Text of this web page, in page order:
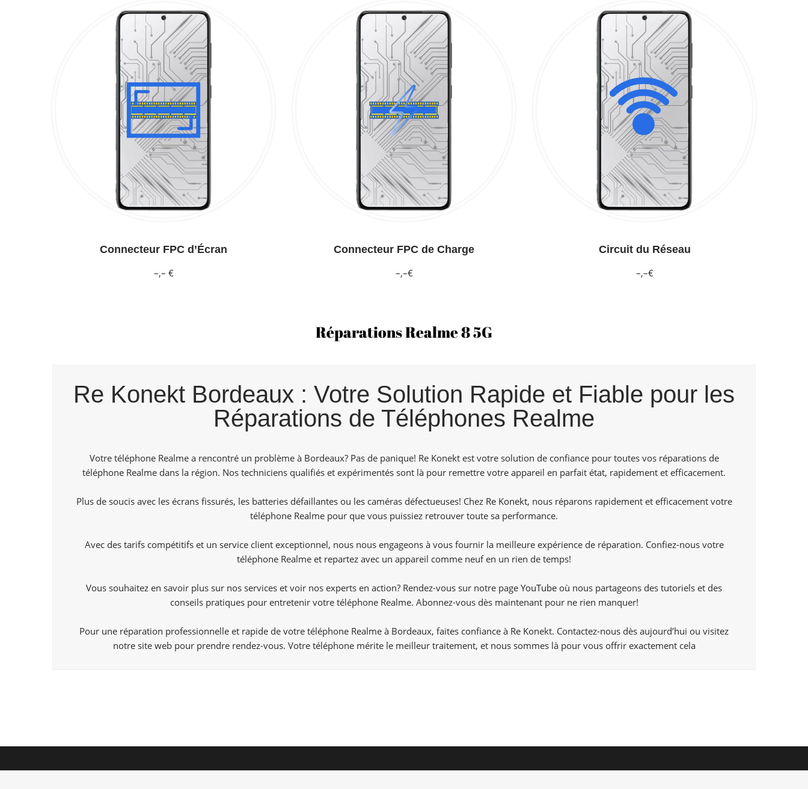
Connecteur FPC d’Écran
–,– €
Connecteur FPC de Charge
–,–€
Circuit du Réseau
–,–€
Réparations Realme 8 5G
Re Konekt Bordeaux : Votre Solution Rapide et Fiable pour les
Réparations de Téléphones Realme
Votre téléphone Realme a rencontré un problème à Bordeaux? Pas de panique! Re Konekt est votre solution de confiance pour toutes vos réparations de
téléphone Realme dans la région. Nos techniciens qualifiés et expérimentés sont là pour remettre votre appareil en parfait état, rapidement et efficacement.
Plus de soucis avec les écrans fissurés, les batteries défaillantes ou les caméras défectueuses! Chez Re Konekt, nous réparons rapidement et efficacement votre
téléphone Realme pour que vous puissiez retrouver toute sa performance.
Avec des tarifs compétitifs et un service client exceptionnel, nous nous engageons à vous fournir la meilleure expérience de réparation. Confiez-nous votre
téléphone Realme et repartez avec un appareil comme neuf en un rien de temps!
Vous souhaitez en savoir plus sur nos services et voir nos experts en action? Rendez-vous sur notre page YouTube où nous partageons des tutoriels et des
conseils pratiques pour entretenir votre téléphone Realme. Abonnez-vous dès maintenant pour ne rien manquer!
Pour une réparation professionnelle et rapide de votre téléphone Realme à Bordeaux, faites confiance à Re Konekt. Contactez-nous dès aujourd’hui ou visitez
notre site web pour prendre rendez-vous. Votre téléphone mérite le meilleur traitement, et nous sommes là pour vous offrir exactement cela